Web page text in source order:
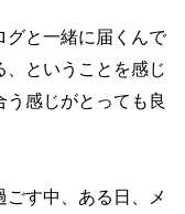
グと一緒に届くんで
ということを感じ
感じがとっても良
ごす中、ある日、メ